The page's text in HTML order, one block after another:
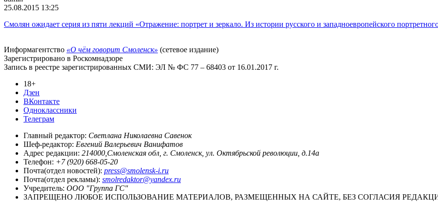
25.08.2015 13:25
Смолян ожидает серия из пяти лекций «Отражение: портрет и зеркало. Из истории русского и западноевропейского
Информагентство «О чём говорит Смоленск» (сетевое издание)
Зарегистрировано в Роскомнадзоре
Запись в реестре зарегистрированных СМИ: ЭЛ № ФС 77 – 68403 от 16.01.2017 г.
18+
Дзен
ВКонтакте
Одноклассники
Телеграм
Главный редактор: Светлана Николаевна Савенок
Шеф-редактор: Евгений Валерьевич Ванифатов
Адрес редакции: 214000,Смоленская обл, г. Смоленск, ул. Октябрьской революции, д.14а
Телефон: +7 (920) 668-05-20
Почта(отдел новостей): press@smolensk-i.ru
Почта(отдел рекламы): smolredaktor@yandex.ru
Учредитель: ООО "Группа ГС"
ЗАПРЕЩЕНО ЛЮБОЕ ИСПОЛЬЗОВАНИЕ МАТЕРИАЛОВ, РАЗМЕЩЕННЫХ НА САЙТЕ, БЕЗ СОГЛАСИЯ